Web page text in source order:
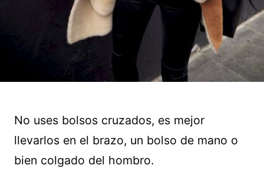
No uses bolsos cruzados, es mejor
llevarlos en el brazo, un bolso de mano o
bien colgado del hombro.